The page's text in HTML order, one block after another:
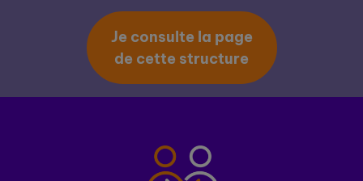
Je consulte la page
de cette structure